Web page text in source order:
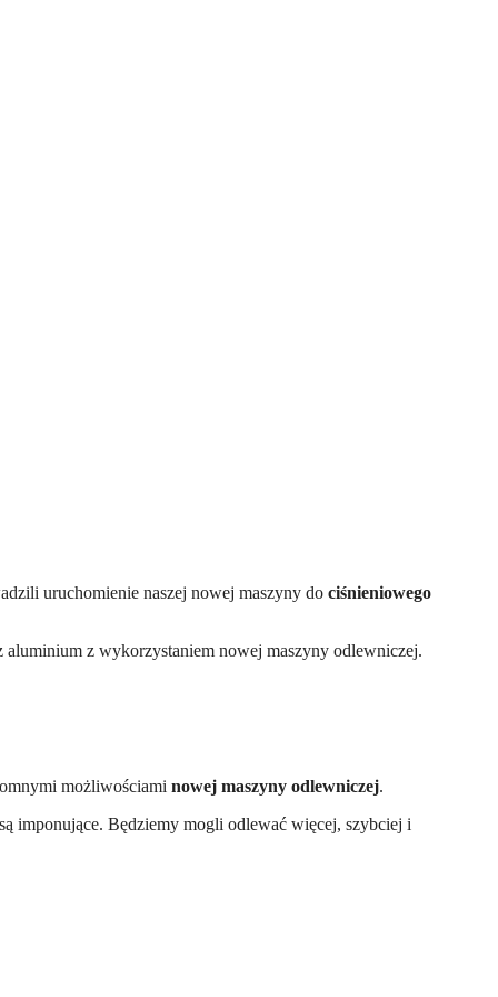
uruchomienie naszej nowej maszyny do ciśnieniowego
aluminium z wykorzystaniem nowej maszyny odlewniczej.
możliwościami nowej maszyny odlewniczej.
są imponujące. Będziemy mogli odlewać więcej, szybciej i